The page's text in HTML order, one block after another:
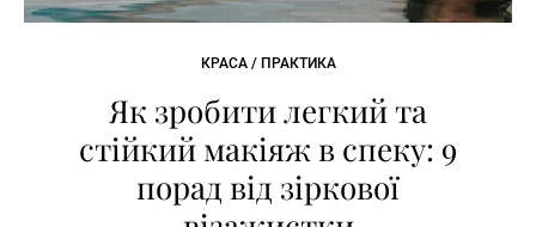
КРАСА / ПРАКТИКА
Як зробити легкий та
стійкий макіяж в спеку: 9
порад від зіркової